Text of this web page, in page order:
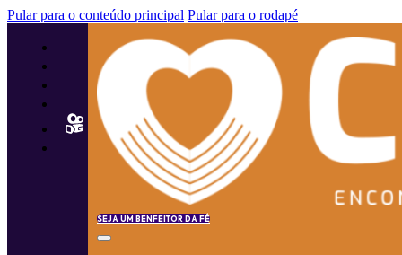
Pular para o conteúdo principal Pular para o rodapé
SEJA UM BENFEITOR DA FÉ